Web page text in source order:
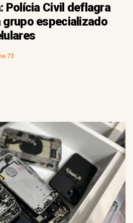
Polícia Civil deflagra
especializado
73